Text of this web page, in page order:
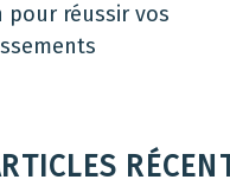
pour réussir vos